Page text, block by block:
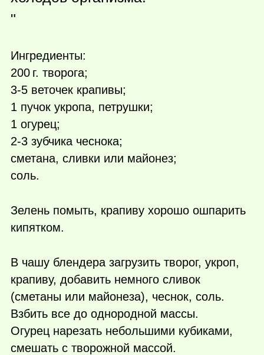
"
Ингредиенты:
200 г. творога;
3-5 веточек крапивы;
1 пучок укропа, петрушки;
1 огурец;
2-3 зубчика чеснока;
сметана, сливки или майонез;
соль.
Зелень помыть, крапиву хорошо ошпарить
кипятком.
В чашу блендера загрузить творог, укроп,
крапиву, добавить немного сливок
(сметаны или майонеза), чеснок, соль.
Взбить все до однородной массы.
Огурец нарезать небольшими кубиками,
смешать с творожной массой.